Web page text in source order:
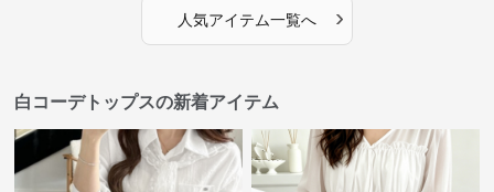
人気アイテム一覧へ ›
白コーデトップスの新着アイテム